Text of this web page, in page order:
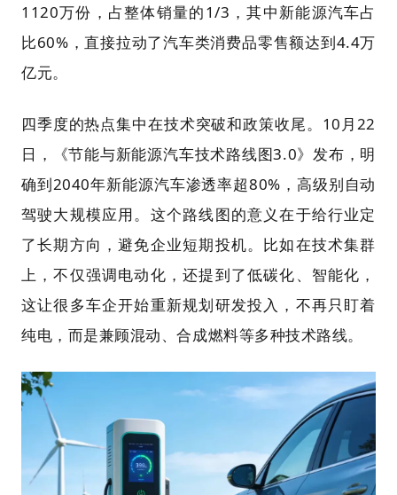
1120万份，占整体销量的1/3，其中新能源汽车占
比60%，直接拉动了汽车类消费品零售额达到4.4万
亿元。
四季度的热点集中在技术突破和政策收尾。10月22
日，《节能与新能源汽车技术路线图3.0》发布，明
确到2040年新能源汽车渗透率超80%，高级别自动
驾驶大规模应用。这个路线图的意义在于给行业定
了长期方向，避免企业短期投机。比如在技术集群
上，不仅强调电动化，还提到了低碳化、智能化，
这让很多车企开始重新规划研发投入，不再只盯着
纯电，而是兼顾混动、合成燃料等多种技术路线。